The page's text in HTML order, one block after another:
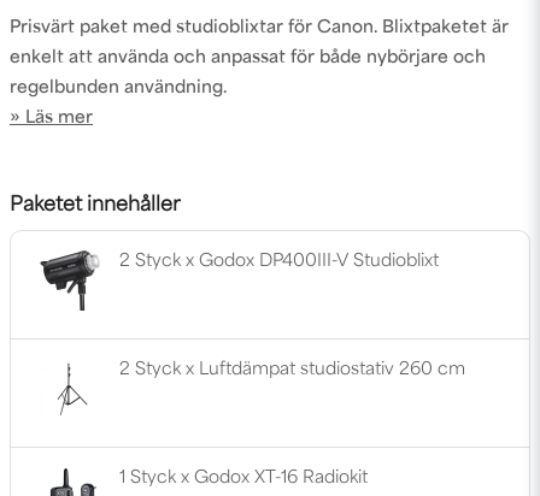
Prisvärt paket med studioblixtar för Canon. Blixtpaketet är
enkelt att använda och anpassat för både nybörjare och
regelbunden användning.
Läs mer
Paketet innehåller
2 Styck x Godox DP400III-V Studioblixt
2 Styck x Luftdämpat studiostativ 260 cm
1 Styck x Godox XT-16 Radiokit